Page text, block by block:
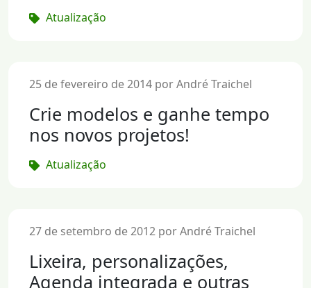
Atualização
25 de fevereiro de 2014 por André Traichel
Crie modelos e ganhe tempo
nos novos projetos!
Atualização
27 de setembro de 2012 por André Traichel
Lixeira, personalizações,
Agenda integrada e outras